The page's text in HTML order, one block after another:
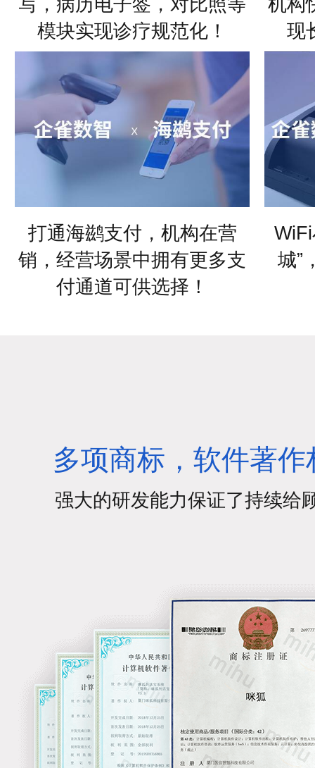
写，病历电子签，对比照等
模块实现诊疗规范化！
机构
现
打通海鹚支付，机构在营
销，经营场景中拥有更多支
付通道可供选择！
城”
多项商标，软件著
强大的研发能力保证了持续给